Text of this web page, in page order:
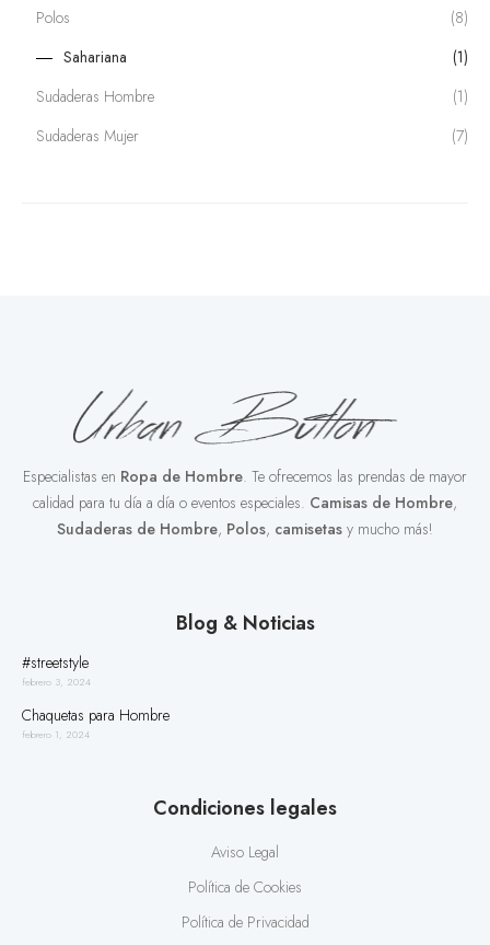
Polos
(8)
Sahariana
(1)
Sudaderas Hombre
(1)
Sudaderas Mujer
(7)
Especialistas en Ropa de Hombre. Te ofrecemos las prendas de mayor
calidad para tu día a día o eventos especiales. Camisas de Hombre,
Sudaderas de Hombre, Polos, camisetas y mucho más!
Blog & Noticias
#streetstyle
febrero 3, 2024
Chaquetas para Hombre
febrero 1, 2024
Condiciones legales
Aviso Legal
Política de Cookies
Política de Privacidad